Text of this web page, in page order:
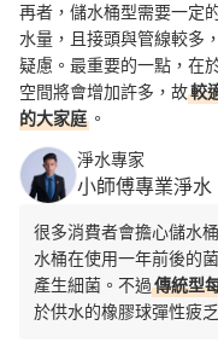
再者，儲水桶型需要一定
水量，且接頭與管線較多
疑慮。最重要的一點，在
空間將會增加許多，故較
的大家庭 。
淨水專家
小師傅專業淨水
很多消費者會擔心儲水
水桶在使用一年前後的
產生細菌。不過傳統型
於供水的橡膠球彈性疲